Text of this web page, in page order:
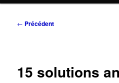
Navigation
← Précédent
15 solutions